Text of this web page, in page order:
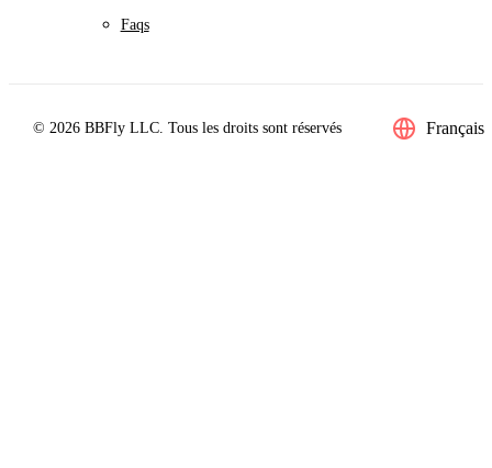
Faqs
© 2026 BBFly LLC. Tous les droits sont réservés Français